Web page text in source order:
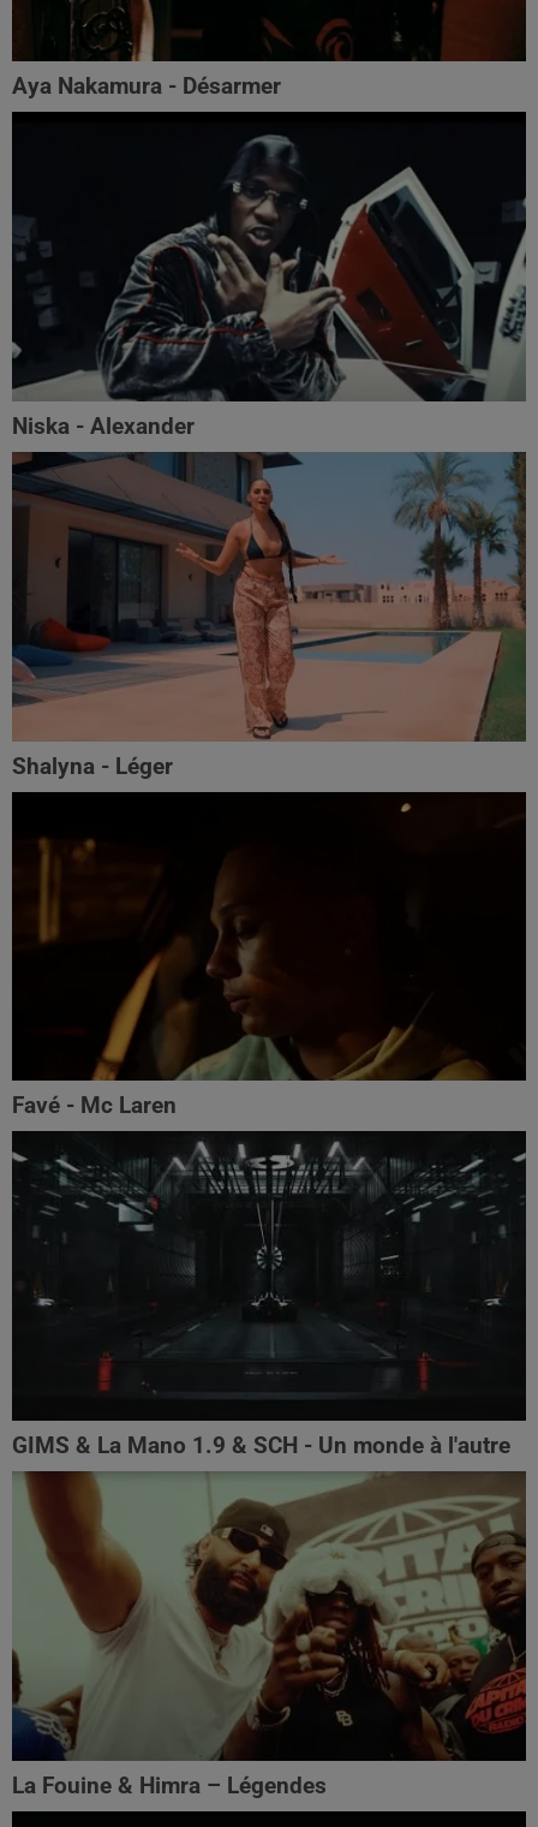
Aya Nakamura - Désarmer
Niska - Alexander
Shalyna - Léger
Favé - Mc Laren
GIMS & La Mano 1.9 & SCH - Un monde à l'autre
La Fouine & Himra – Légendes